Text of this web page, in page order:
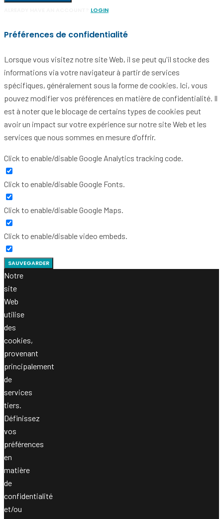
LOGIN
Préférences de confidentialité
Lorsque vous visitez notre site Web, il se peut qu'il stocke des
informations via votre navigateur à partir de services
spécifiques, généralement sous la forme de cookies. Ici, vous
pouvez modifier vos préférences en matière de confidentialité. Il
est à noter que le blocage de certains types de cookies peut
avoir un impact sur votre expérience sur notre site Web et les
services que nous sommes en mesure d'offrir.
Click to enable/disable Google Analytics tracking code.
Click to enable/disable Google Fonts.
Click to enable/disable Google Maps.
Click to enable/disable video embeds.
SAUVEGARDER
Notre
site
Web
utilise
des
cookies,
provenant
principalement
de
services
tiers.
Définissez
vos
préférences
en
matière
de
confidentialité
et/ou